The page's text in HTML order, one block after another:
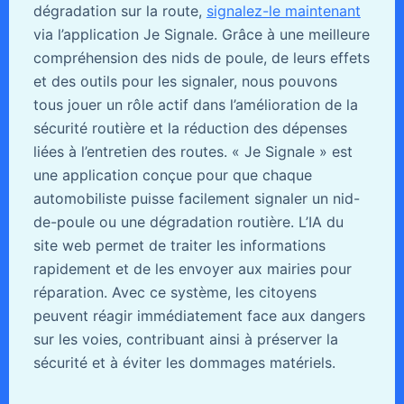
dégradation sur la route, signalez-le maintenant
via l’application Je Signale. Grâce à une meilleure
compréhension des nids de poule, de leurs effets
et des outils pour les signaler, nous pouvons
tous jouer un rôle actif dans l’amélioration de la
sécurité routière et la réduction des dépenses
liées à l’entretien des routes. « Je Signale » est
une application conçue pour que chaque
automobiliste puisse facilement signaler un nid-
de-poule ou une dégradation routière. L’IA du
site web permet de traiter les informations
rapidement et de les envoyer aux mairies pour
réparation. Avec ce système, les citoyens
peuvent réagir immédiatement face aux dangers
sur les voies, contribuant ainsi à préserver la
sécurité et à éviter les dommages matériels.